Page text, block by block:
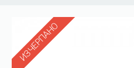
ИЗЧЕРПАНО